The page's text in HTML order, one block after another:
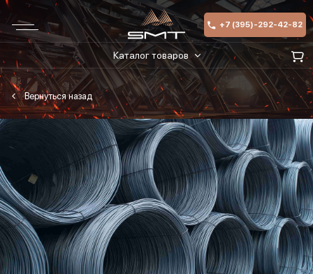
+7 (395)-292-42-82
Каталог товаров